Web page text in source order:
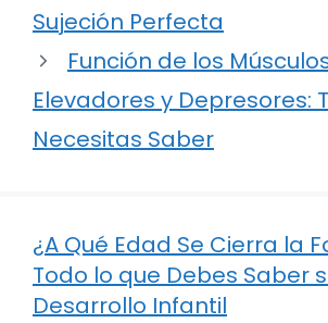
Sujeción Perfecta
Función de los
Elevadores y Depresores:
Necesitas Saber
¿A Qué Edad Se Cierra la
Todo lo que Debes Saber
Desarrollo Infantil